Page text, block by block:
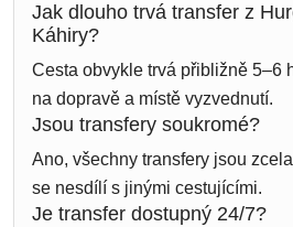
Jak dlouho trvá transfer z
Káhiry?
Cesta obvykle trvá přibližně 5–6
na dopravě a místě vyzvednutí.
Jsou transfery soukromé?
Ano, všechny transfery jsou
se nesdílí s jinými cestujícími.
Je transfer dostupný 24/7?